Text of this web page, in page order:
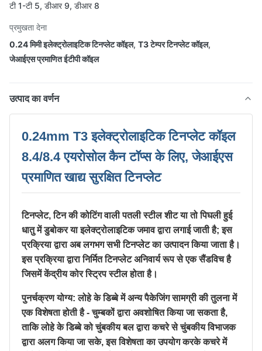
टी 1-टी 5, डीआर 9, डीआर 8
प्रमुखता देना
0.24 मिमी इलेक्ट्रोलाइटिक टिनप्लेट कॉइल, T3 टेम्पर टिनप्लेट कॉइल,
जेआईएस प्रमाणित ईटीपी कॉइल
उत्पाद का वर्णन
0.24mm T3 इलेक्ट्रोलाइटिक टिनप्लेट कॉइल
8.4/8.4 एयरोसोल कैन टॉप्स के लिए, जेआईएस
प्रमाणित खाद्य सुरक्षित टिनप्लेट
टिनप्लेट, टिन की कोटिंग वाली पतली स्टील शीट या तो पिघली हुई
धातु में डुबोकर या इलेक्ट्रोलाइटिक जमाव द्वारा लगाई जाती है; इस
प्रक्रिया द्वारा अब लगभग सभी टिनप्लेट का उत्पादन किया जाता है।
इस प्रक्रिया द्वारा निर्मित टिनप्लेट अनिवार्य रूप से एक सैंडविच है
जिसमें केंद्रीय कोर स्ट्रिप स्टील होता है।
पुनर्चक्रण योग्य: लोहे के डिब्बे में अन्य पैकेजिंग सामग्री की तुलना में
एक विशेषता होती है - चुम्बकों द्वारा अवशोषित किया जा सकता है,
ताकि लोहे के डिब्बे को चुंबकीय बल द्वारा कचरे से चुंबकीय विभाजक
द्वारा अलग किया जा सके, इस विशेषता का उपयोग करके कचरे में